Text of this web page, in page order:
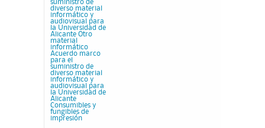
suministro de
diverso material
informático y
audiovisual para
la Universidad de
Alicante Otro
material
informático
Acuerdo marco
para el
suministro de
diverso material
informático y
audiovisual para
la Universidad de
Alicante
Consumibles y
fungibles de
impresión